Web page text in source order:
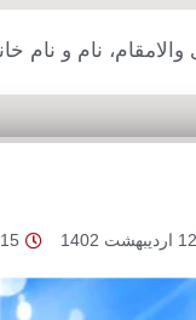
نام و نام
12 اردیبهشت 1402